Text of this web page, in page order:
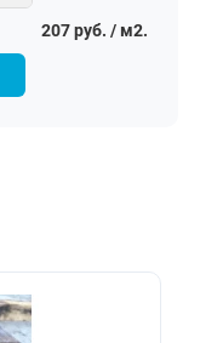
207 руб. / м2.